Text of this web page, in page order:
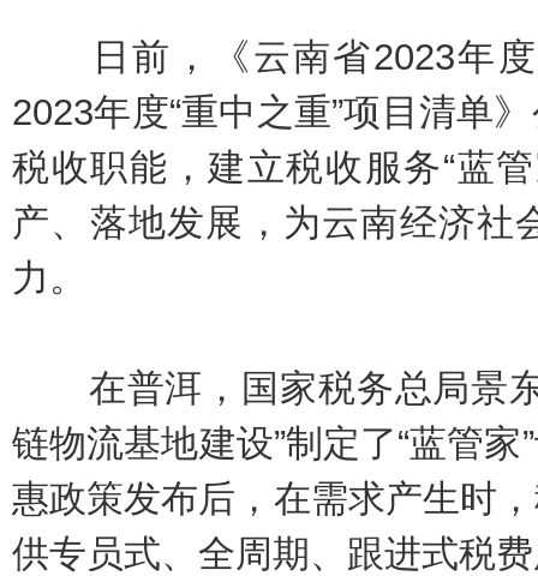
日前，《云南省2023年度
2023年度“重中之重”项目清单
税收职能，建立税收服务“蓝
产、落地发展，为云南经济社
力。
在普洱，国家税务总局景东
链物流基地建设”制定了“蓝管
惠政策发布后，在需求产生时
供专员式、全周期、跟进式税